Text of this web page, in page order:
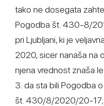
tako ne dosegata
Pogodba št. 430-8/
pri Ljubljani, ki je
2020, sicer nanaša na
njena vrednost znaša
3. da sta bili Pogodba
št. 430/8/2020/20-17;